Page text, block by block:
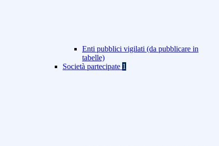
Enti pubblici vigilati (da pubblicare in
tabelle)
Società partecipate 1